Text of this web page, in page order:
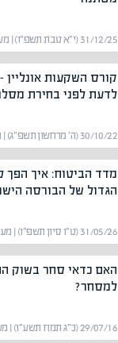
31/12/25 (י״א טבת תשפ״ו) | מערכת אפיק
קורס השקעות אונליין
לדעת לפני בחירת
30/10/22 (ה׳ מרחשון תשפ״ג) | מערכת אפיק
מדד הביטוח: איך הפך
הגדול של הבורסה
31/05/26 (ט״ו סיון תשפ״ו) | מערכת אפיק
האם כדאי סחר בשוק
למסחר?
29/07/16 (כ״ג תמוז תשע״ו) | מערכת אפיק